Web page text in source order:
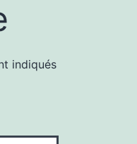
indiqués